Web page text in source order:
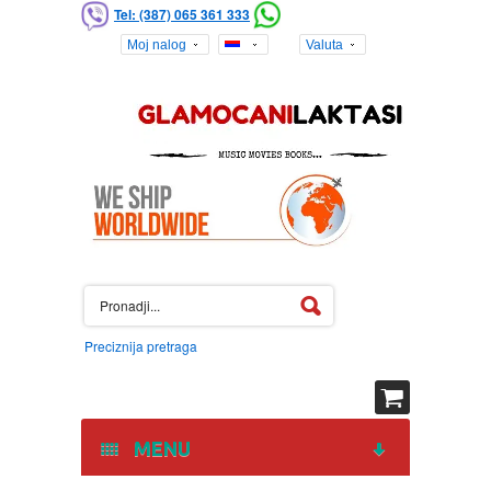
Tel: (387) 065 361 333
Moj nalog Valuta
Preciznija pretraga
MENU